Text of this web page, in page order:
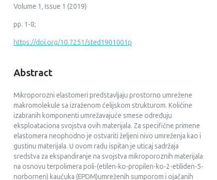
Volume 1, Issue 1 (2019)
pp. 1-8;
https://doi.org/10.7251/sted1901001p
Abstract
Mikroporozni elastomeri predstavljaju prostorno umrežene
makromolekule sa izraženom ćelijskom strukturom. Količine
izabranih komponenti umrežavajuće smese određuju
eksploataciona svojstva ovih materijala. Za specifične primene
elastomera neophodno je ostvariti željeni nivo umreženja kao i
gustinu materijala. U ovom radu ispitan je uticaj sadržaja
sredstva za ekspandiranje na svojstva mikroporoznih materijala
na osnovu terpolimera poli-(etilen-ko-propilen-ko-2-etiliden-5-
norbornen) kaučuka (EPDM)umreženih sumporom i ojačanih